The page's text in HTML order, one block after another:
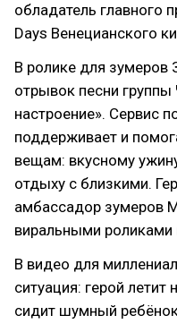
обладатель главного
Days Венецианского
В ролике для зумеров
отрывок песни
настроение». Сервис
поддерживает и
вещам: вкусному
отдыху с близкими.
амбассадор зумеров
виральными роликами
В видео для
ситуация: герой летит
сидит шумный